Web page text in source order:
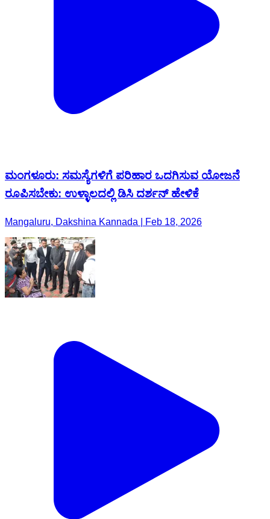
ಮಂಗಳೂರು: ಸಮಸ್ಯೆಗಳಿಗೆ ಪರಿಹಾರ ಒದಗಿಸುವ ಯೋಜನೆ
ರೂಪಿಸಬೇಕು: ಉಳ್ಳಾಲದಲ್ಲಿ ಡಿಸಿ ದರ್ಶನ್ ಹೇಳಿಕೆ
Mangaluru, Dakshina Kannada | Feb 18, 2026